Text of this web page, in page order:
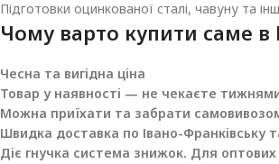
Підготовки оцинкованої сталі, чавуну та
Чому варто купити саме в
Чесна та вигідна ціна
Товар у наявності — не чекаєте
Можна приїхати та забрати
Швидка доставка по Івано-Франківську
Діє гнучка система знижок. Для оптових